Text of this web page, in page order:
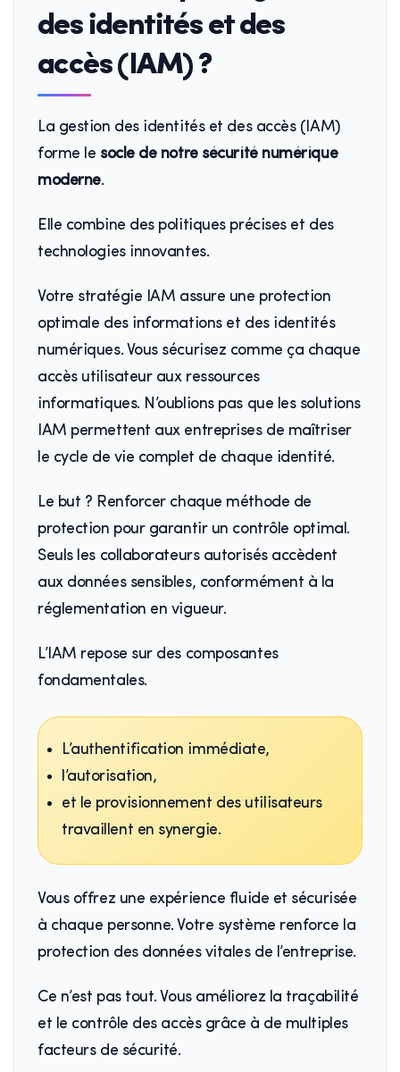
des identités et des
accès (IAM) ?
La gestion des identités et des accès (IAM)
forme le socle de notre sécurité numérique
moderne.
Elle combine des politiques précises et des
technologies innovantes.
Votre stratégie IAM assure une protection
optimale des informations et des identités
numériques. Vous sécurisez comme ça chaque
accès utilisateur aux ressources
informatiques. N’oublions pas que les solutions
IAM permettent aux entreprises de maîtriser
le cycle de vie complet de chaque identité.
Le but ? Renforcer chaque méthode de
protection pour garantir un contrôle optimal.
Seuls les collaborateurs autorisés accèdent
aux données sensibles, conformément à la
réglementation en vigueur.
L’IAM repose sur des composantes
fondamentales.
L’authentification immédiate,
l’autorisation,
et le provisionnement des utilisateurs
travaillent en synergie.
Vous offrez une expérience fluide et sécurisée
à chaque personne. Votre système renforce la
protection des données vitales de l’entreprise.
Ce n’est pas tout. Vous améliorez la traçabilité
et le contrôle des accès grâce à de multiples
facteurs de sécurité.